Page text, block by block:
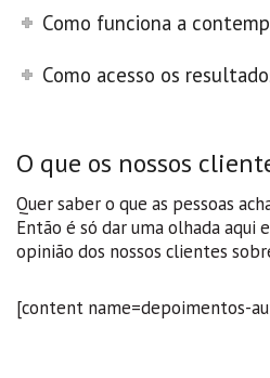
Como funciona a
Como acesso os
O que os nossos
Quer saber o que as pessoas
Então é só dar uma olhada aqui
opinião dos nossos clientes
[content name=depoimentos-